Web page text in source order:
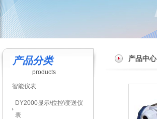
产品分类
products
智能仪表
DY2000显示\位控\变送仪
表
产品中心